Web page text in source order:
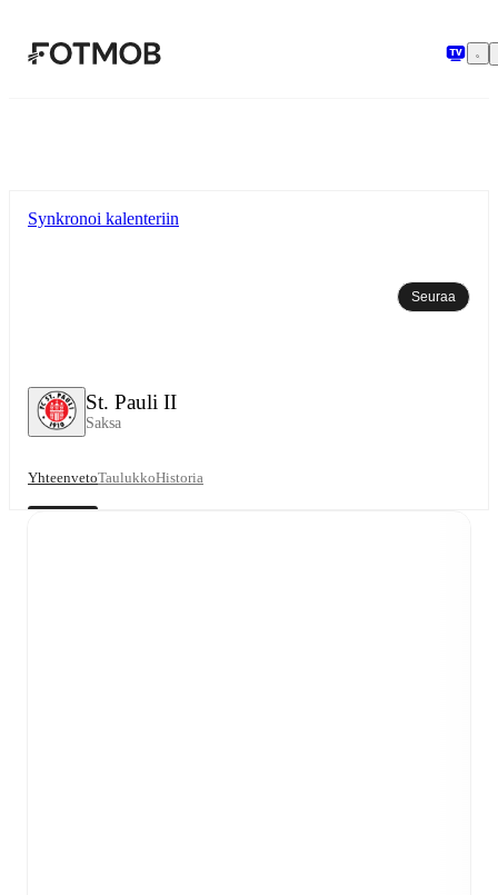
St. Pauli II
Saksa
Synkronoi kalenteriin
Seuraa
YhteenvetoTaulukkoHistoria